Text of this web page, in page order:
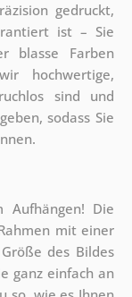
gedruckt,
ist – Sie
blasse Farben
hochwertige,
sind und
sodass Sie
Die
mit einer
des Bildes
ganz einfach an